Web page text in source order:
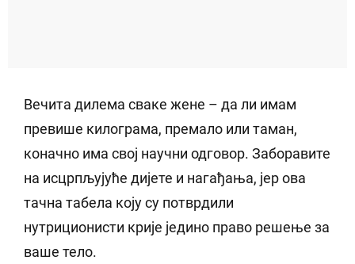
Вечита дилема сваке жене – да ли имам
превише килограма, премало или таман,
коначно има свој научни одговор. Заборавите
на исцрпљујуће дијете и нагађања, јер ова
тачна табела коју су потврдили
нутриционисти крије једино право решење за
ваше тело.